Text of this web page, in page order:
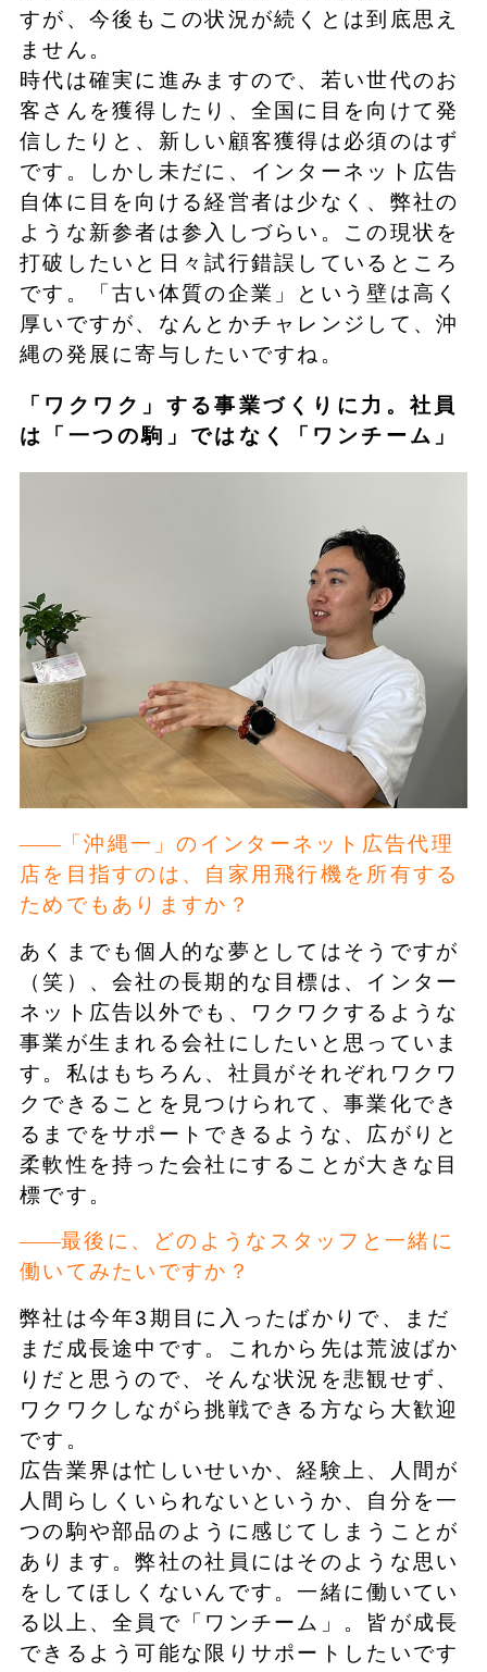
すが、今後もこの状況が続くとは到底思え
ません。
時代は確実に進みますので、若い世代のお
客さんを獲得したり、全国に目を向けて発
信したりと、新しい顧客獲得は必須のはず
です。しかし未だに、インターネット広告
自体に目を向ける経営者は少なく、弊社の
ような新参者は参入しづらい。この現状を
打破したいと日々試行錯誤しているところ
です。「古い体質の企業」という壁は高く
厚いですが、なんとかチャレンジして、沖
縄の発展に寄与したいですね。
「ワクワク」する事業づくりに力。社員
は「一つの駒」ではなく「ワンチーム」
「沖縄一」のインターネット広告代理
店を目指すのは、自家用飛行機を所有する
ためでもありますか？
あくまでも個人的な夢としてはそうですが
（笑）、会社の長期的な目標は、インター
ネット広告以外でも、ワクワクするような
事業が生まれる会社にしたいと思っていま
す。私はもちろん、社員がそれぞれワクワ
クできることを見つけられて、事業化でき
るまでをサポートできるような、広がりと
柔軟性を持った会社にすることが大きな目
標です。
最後に、どのようなスタッフと一緒に
働いてみたいですか？
弊社は今年3期目に入ったばかりで、まだ
まだ成長途中です。これから先は荒波ばか
りだと思うので、そんな状況を悲観せず、
ワクワクしながら挑戦できる方なら大歓迎
です。
広告業界は忙しいせいか、経験上、人間が
人間らしくいられないというか、自分を一
つの駒や部品のように感じてしまうことが
あります。弊社の社員にはそのような思い
をしてほしくないんです。一緒に働いてい
る以上、全員で「ワンチーム」。皆が成長
できるよう可能な限りサポートしたいです